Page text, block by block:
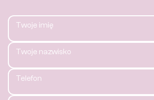
Twoje imię
Twoje nazwisko
Telefon